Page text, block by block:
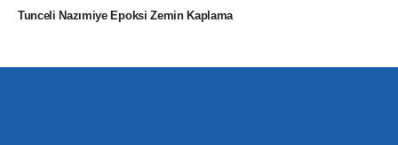
Tunceli Nazımiye Epoksi Zemin Kaplama